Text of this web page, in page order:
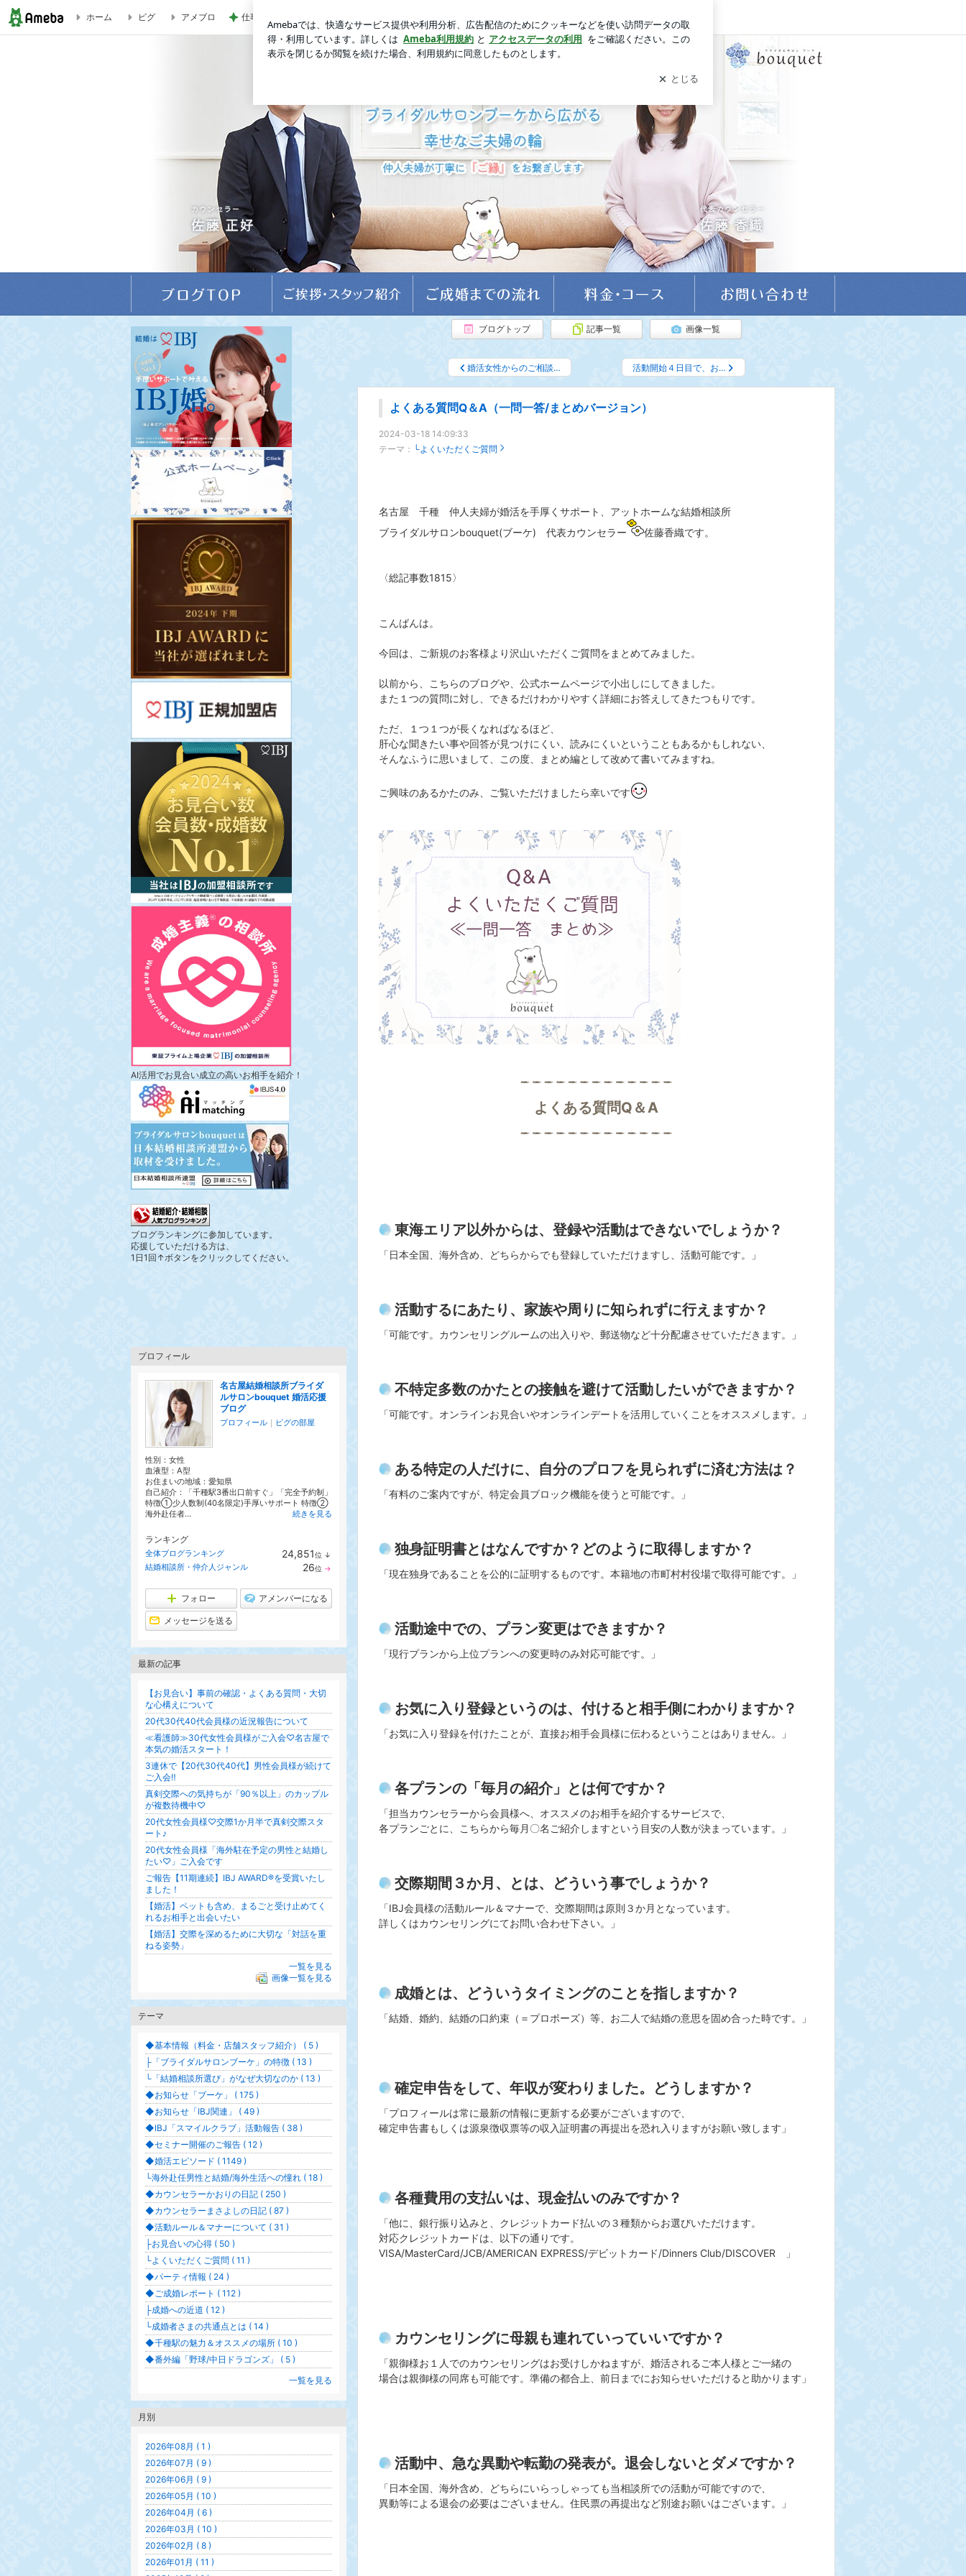
よくある質問Q＆A（一問一答/まとめバージョン） | 名古屋 結婚相談所ブライダルサロンbouquet婚活応援ブログ│安心から始まる婚活。自分らしい結婚へ。
ホーム ピグ アメブロ 仕事帰りに並んで食べた甘い桃 ログイン
ブログトップ 記事一覧 画像一覧
婚活女性からのご相談… 活動開始４日目で、お…
よくある質問Q＆A（一問一答/まとめバージョン）
2024-03-18 14:09:33
テーマ： └よくいただくご質問
名古屋 千種 仲人夫婦が婚活を手厚くサポート、アットホームな結婚相談所
ブライダルサロンbouquet(ブーケ) 代表カウンセラー
佐藤香織です。
〈総記事数1815〉
こんばんは。
今回は、ご新規のお客様より沢山いただくご質問をまとめてみました。
以前から、こちらのブログや、公式ホームページで小出しにしてきました。
また１つの質問に対し、できるだけわかりやすく詳細にお答えしてきたつもりです。
ただ、１つ１つが長くなればなるほど、
肝心な聞きたい事や回答が見つけにくい、読みにくいということもあるかもしれない、
そんなふうに思いまして、この度、まとめ編として改めて書いてみますね。
ご興味のあるかたのみ、ご覧いただけましたら幸いです
よくある質問Q＆A
東海エリア以外からは、登録や活動はできないでしょうか？
「日本全国、海外含め、どちらからでも登録していただけますし、活動可能です。」
活動するにあたり、家族や周りに知られずに行えますか？
「可能です。カウンセリングルームの出入りや、郵送物など十分配慮させていただきます。」
不特定多数のかたとの接触を避けて活動したいができますか？
「可能です。オンラインお見合いやオンラインデートを活用していくことをオススメします。」
ある特定の人だけに、自分のプロフを見られずに済む方法は？
「有料のご案内ですが、特定会員ブロック機能を使うと可能です。」
独身証明書とはなんですか？どのように取得しますか？
「現在独身であることを公的に証明するものです。本籍地の市町村村役場で取得可能です。」
活動途中での、プラン変更はできますか？
「現行プランから上位プランへの変更時のみ対応可能です。」
お気に入り登録というのは、付けると相手側にわかりますか？
「お気に入り登録を付けたことが、直接お相手会員様に伝わるということはありません。」
各プランの「毎月の紹介」とは何ですか？
「担当カウンセラーから会員様へ、オススメのお相手を紹介するサービスで、
各プランごとに、こちらから毎月〇名ご紹介しますという目安の人数が決まっています。」
交際期間３か月、とは、どういう事でしょうか？
「IBJ会員様の活動ルール＆マナーで、交際期間は原則３か月となっています。
詳しくはカウンセリングにてお問い合わせ下さい。」
成婚とは、どういうタイミングのことを指しますか？
「結婚、婚約、結婚の口約束（＝プロポーズ）等、お二人で結婚の意思を固め合った時です。」
確定申告をして、年収が変わりました。どうしますか？
「プロフィールは常に最新の情報に更新する必要がございますので、
確定申告書もしくは源泉徴収票等の収入証明書の再提出を恐れ入りますがお願い致します」
各種費用の支払いは、現金払いのみですか？
「他に、銀行振り込みと、クレジットカード払いの３種類からお選びいただけます。
対応クレジットカードは、以下の通りです。
VISA/MasterCard/JCB/AMERICAN EXPRESS/デビットカード/Dinners Club/DISCOVER 」
カウンセリングに母親も連れていっていいですか？
「親御様お１人でのカウンセリングはお受けしかねますが、婚活されるご本人様とご一緒の
場合は親御様の同席も可能です。準備の都合上、前日までにお知らせいただけると助かります」
活動中、急な異動や転勤の発表が。退会しないとダメですか？
「日本全国、海外含め、どちらにいらっしゃっても当相談所での活動が可能ですので、
異動等による退会の必要はございません。住民票の再提出など別途お願いはございます。」
AI活用でお見合い成立の高いお相手を紹介！
ブログランキングに参加しています。
応援していただける方は、
1日1回↑ボタンをクリックしてください。
プロフィール
名古屋結婚相談所ブライダ
ルサロンbouquet 婚活応援
ブログ
プロフィール ｜ ピグの部屋
性別： 女性
血液型： A型
お住まいの地域： 愛知県
自己紹介：「千種駅3番出口前すぐ」「完全予約制」
特徴①少人数制(40名限定)手厚いサポート 特徴②
海外赴任者...
続きを見る
ランキング
全体ブログランキング 24,851位 ↓
結婚相談所・仲介人ジャンル 26位 →
フォロー アメンバーになる
メッセージを送る
最新の記事
【お見合い】事前の確認・よくある質問・大切
な心構えについて
20代30代40代会員様の近況報告について
≪看護師≫30代女性会員様がご入会♡名古屋で
本気の婚活スタート！
3連休で【20代30代40代】男性会員様が続けて
ご入会‼
真剣交際への気持ちが「90％以上」のカップル
が複数待機中♡
20代女性会員様♡交際1か月半で真剣交際スタ
ート♪
20代女性会員様「海外駐在予定の男性と結婚し
たい♡」ご入会です
ご報告【11期連続】IBJ AWARD®を受賞いたし
ました！
【婚活】ペットも含め、まるごと受け止めてく
れるお相手と出会いたい
【婚活】交際を深めるために大切な「対話を重
ねる姿勢」
一覧を見る
画像一覧を見る
テーマ
◆基本情報（料金・店舗スタッフ紹介） ( 5 )
├「ブライダルサロンブーケ」の特徴 ( 13 )
└「結婚相談所選び」がなぜ大切なのか ( 13 )
◆お知らせ「ブーケ」 ( 175 )
◆お知らせ「IBJ関連」 ( 49 )
◆IBJ「スマイルクラブ」活動報告 ( 38 )
◆セミナー開催のご報告 ( 12 )
◆婚活エピソード ( 1149 )
└海外赴任男性と結婚/海外生活への憧れ ( 18 )
◆カウンセラーかおりの日記 ( 250 )
◆カウンセラーまさよしの日記 ( 87 )
◆活動ルール＆マナーについて ( 31 )
├お見合いの心得 ( 50 )
└よくいただくご質問 ( 11 )
◆パーティ情報 ( 24 )
◆ご成婚レポート ( 112 )
├成婚への近道 ( 12 )
└成婚者さまの共通点とは ( 14 )
◆千種駅の魅力＆オススメの場所 ( 10 )
◆番外編「野球/中日ドラゴンズ」 ( 5 )
一覧を見る
月別
2026年08月 ( 1 )
2026年07月 ( 9 )
2026年06月 ( 9 )
2026年05月 ( 10 )
2026年04月 ( 6 )
2026年03月 ( 10 )
2026年02月 ( 8 )
2026年01月 ( 11 )